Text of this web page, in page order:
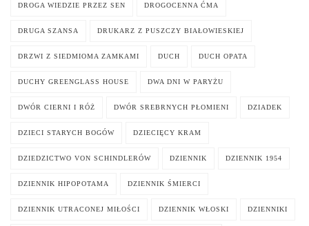
DROGA WIEDZIE PRZEZ SEN DROGOCENNA ĆMA
DRUGA SZANSA DRUKARZ Z PUSZCZY BIAŁOWIESKIEJ
DRZWI Z SIEDMIOMA ZAMKAMI DUCH DUCH OPATA
DUCHY GREENGLASS HOUSE DWA DNI W PARYŻU
DWÓR CIERNI I RÓŻ DWÓR SREBRNYCH PŁOMIENI DZIADEK
DZIECI STARYCH BOGÓW DZIECIĘCY KRAM
DZIEDZICTWO VON SCHINDLERÓW DZIENNIK DZIENNIK 1954
DZIENNIK HIPOPOTAMA DZIENNIK ŚMIERCI
DZIENNIK UTRACONEJ MIŁOŚCI DZIENNIK WŁOSKI DZIENNIKI